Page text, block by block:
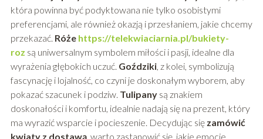
która powinna być podyktowana nie tylko osobistymi
preferencjami, ale również okazją i przesłaniem, jakie chcemy
przekazać. Róże https://telekwiaciarnia.pl/bukiety-
roz są uniwersalnym symbolem miłości i pasji, idealne dla
wyrażenia głębokich uczuć. Goździki, z kolei, symbolizują
fascynację i lojalność, co czyni je doskonałym wyborem, aby
pokazać szacunek i podziw. Tulipanysą znakiem
doskonałości i komfortu, idealnie nadają się na prezent, który
ma wyrazić wsparcie i pocieszenie. Decydując się zamówić
kwiaty z dostawą, warto zastanowić się, jakie emocje